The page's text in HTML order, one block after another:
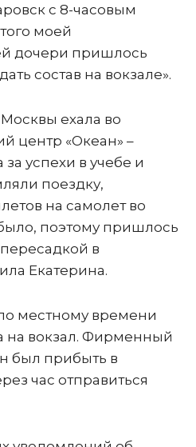
с 8-часовым
моей
дочери пришлось
состав на вокзале».
ехала во
центр «Океан» –
успехи в учебе и
поездку,
на самолет во
поэтому пришлось
в
Екатерина.
по местному времени
на вокзал. Фирменный
был прибыть в
час отправиться